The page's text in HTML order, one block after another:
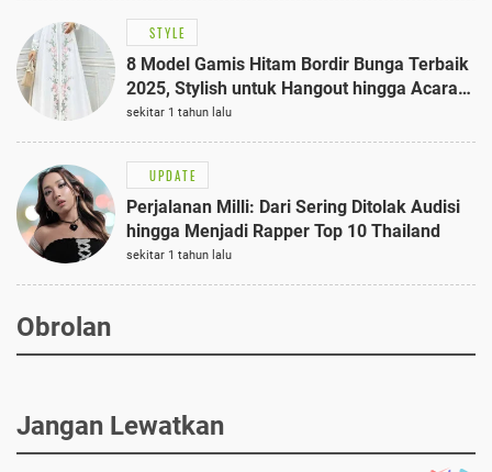
STYLE
8 Model Gamis Hitam Bordir Bunga Terbaik
2025, Stylish untuk Hangout hingga Acara
Semi-Formal
sekitar 1 tahun lalu
UPDATE
Perjalanan Milli: Dari Sering Ditolak Audisi
hingga Menjadi Rapper Top 10 Thailand
sekitar 1 tahun lalu
Obrolan
Jangan Lewatkan